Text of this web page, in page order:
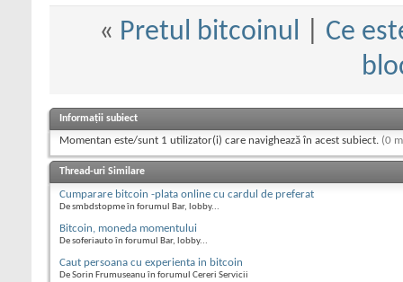
« Pretul bitcoinul
Ce
Informații subiect
Momentan este/sunt 1 utilizator(i) care navighează în acest subiect. (0
Thread-uri Similare
Cumparare bitcoin -plata online cu cardul de preferat
De smbdstopme în forumul Bar, lobby...
Bitcoin, moneda momentului
De soferiauto în forumul Bar, lobby...
Caut persoana cu experienta in bitcoin
De Sorin Frumuseanu în forumul Cereri Servicii